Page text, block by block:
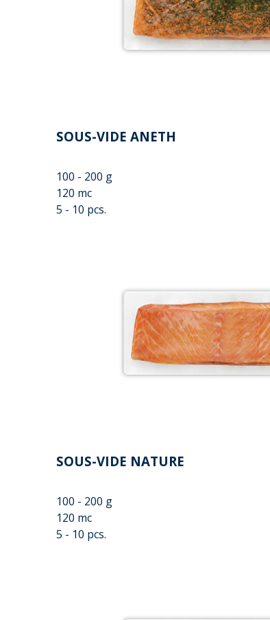
SOUS-VIDE ANETH
100 - 200 g
120 mc
5 - 10 pcs.
SOUS-VIDE NATURE
100 - 200 g
120 mc
5 - 10 pcs.